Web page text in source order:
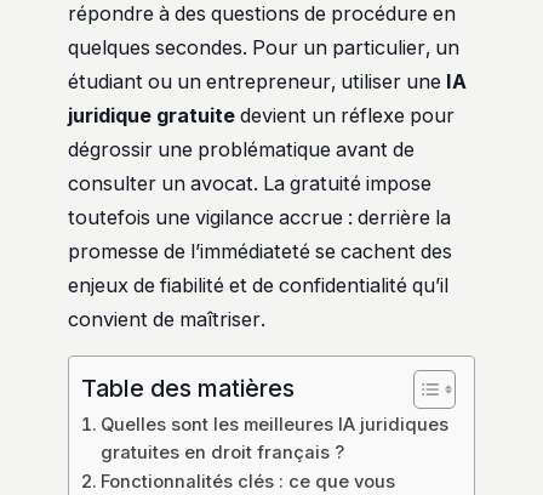
répondre à des questions de procédure en
quelques secondes. Pour un particulier, un
étudiant ou un entrepreneur, utiliser une IA
juridique gratuite devient un réflexe pour
dégrossir une problématique avant de
consulter un avocat. La gratuité impose
toutefois une vigilance accrue : derrière la
promesse de l’immédiateté se cachent des
enjeux de fiabilité et de confidentialité qu’il
convient de maîtriser.
Table des matières
Quelles sont les meilleures IA juridiques
gratuites en droit français ?
Fonctionnalités clés : ce que vous